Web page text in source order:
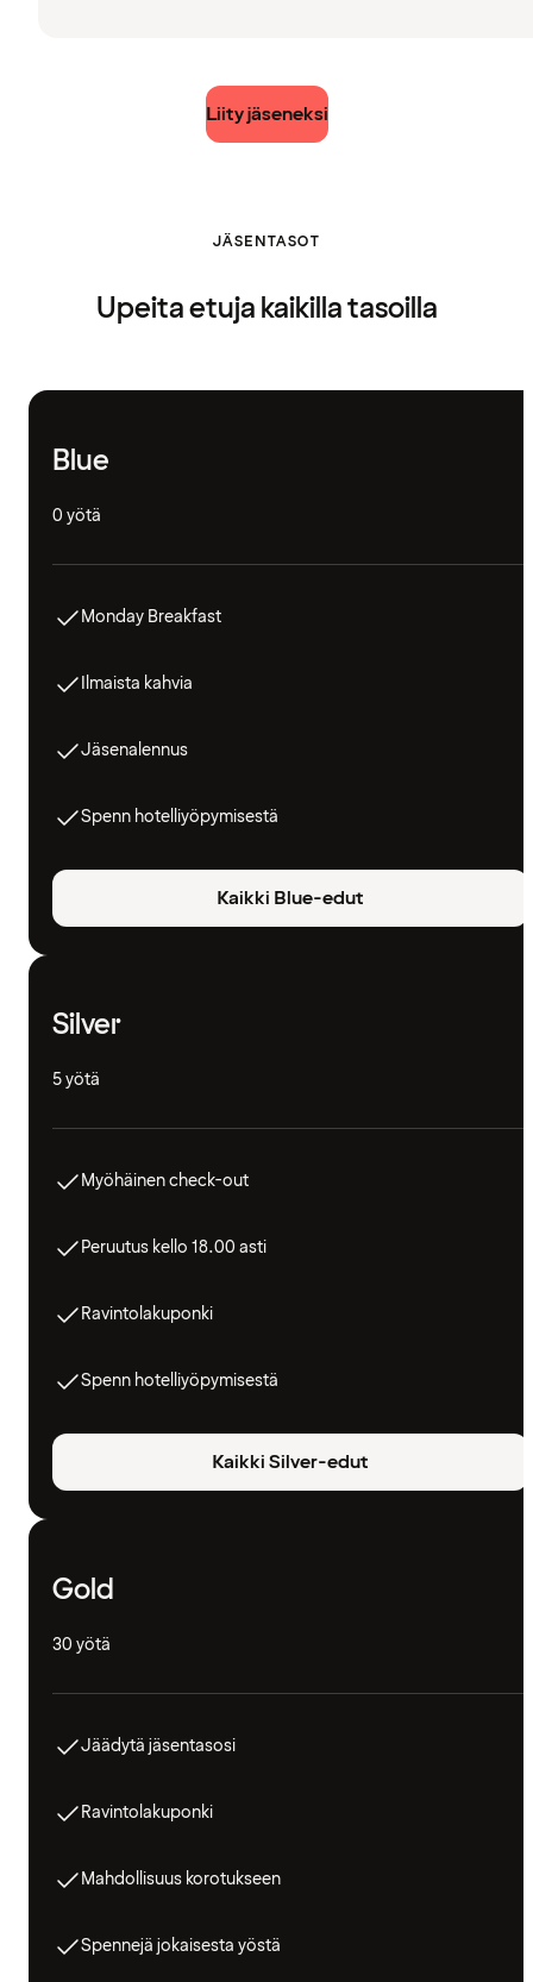
Liity jäseneksi
JÄSENTASOT
Upeita etuja kaikilla tasoilla
Blue
0 yötä
Monday Breakfast
Ilmaista kahvia
Jäsenalennus
Spenn hotelliyöpymisestä
Kaikki Blue-edut
Silver
5 yötä
Myöhäinen check-out
Peruutus kello 18.00 asti
Ravintolakuponki
Spenn hotelliyöpymisestä
Kaikki Silver-edut
Gold
30 yötä
Jäädytä jäsentasosi
Ravintolakuponki
Mahdollisuus korotukseen
Spennejä jokaisesta yöstä